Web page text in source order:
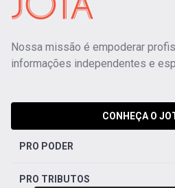
Nossa missão é empoderar
informações independentes e
CONHEÇA O
PRO PODER
PRO TRIBUTOS